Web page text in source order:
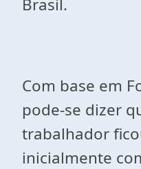
Brasil.
Com base em
pode-se dizer
trabalhador
inicialmente